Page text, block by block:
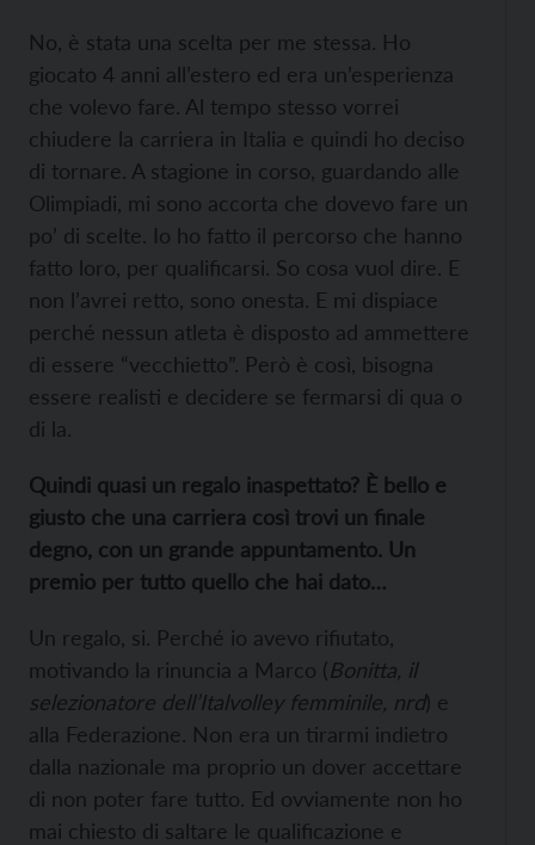
No, è stata una scelta per me stessa. Ho
giocato 4 anni all’estero ed era un’esperienza
che volevo fare. Al tempo stesso vorrei
chiudere la carriera in Italia e quindi ho deciso
di tornare. A stagione in corso, guardando alle
Olimpiadi, mi sono accorta che dovevo fare un
po’ di scelte. Io ho fatto il percorso che hanno
fatto loro, per qualificarsi. So cosa vuol dire. E
non l’avrei retto, sono onesta. E mi dispiace
perché nessun atleta è disposto ad ammettere
di essere “vecchietto”. Però è così, bisogna
essere realisti e decidere se fermarsi di qua o
di la.
Quindi quasi un regalo inaspettato? È bello e
giusto che una carriera così trovi un finale
degno, con un grande appuntamento. Un
premio per tutto quello che hai dato…
Un regalo, si. Perché io avevo rifiutato,
motivando la rinuncia a Marco (Bonitta, il
selezionatore dell’Italvolley femminile, nrd) e
alla Federazione. Non era un tirarmi indietro
dalla nazionale ma proprio un dover accettare
di non poter fare tutto. Ed ovviamente non ho
mai chiesto di saltare le qualificazione e